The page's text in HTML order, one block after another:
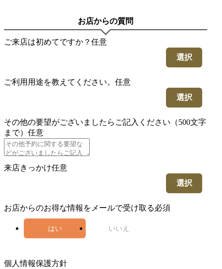
お店からの質問
ご来店は初めてですか？ 任意
選択
ご利用用途を教えてください。 任意
選択
その他の要望がございましたらご記入ください（500文字
まで） 任意
来店きっかけ任意
選択
お店からのお得な情報をメールで受け取る必須
はい いいえ
個人情報保護方針